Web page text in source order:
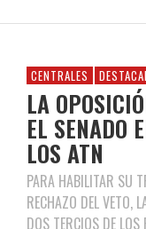
CENTRALES
LA
EL SENADO
LOS ATN
PARA HABILITAR SU
RECHAZO DEL VETO,
DOS TERCIOS DE